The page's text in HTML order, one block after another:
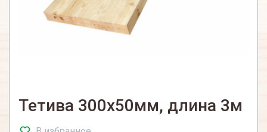
Тетива 300х50мм, длина 3м